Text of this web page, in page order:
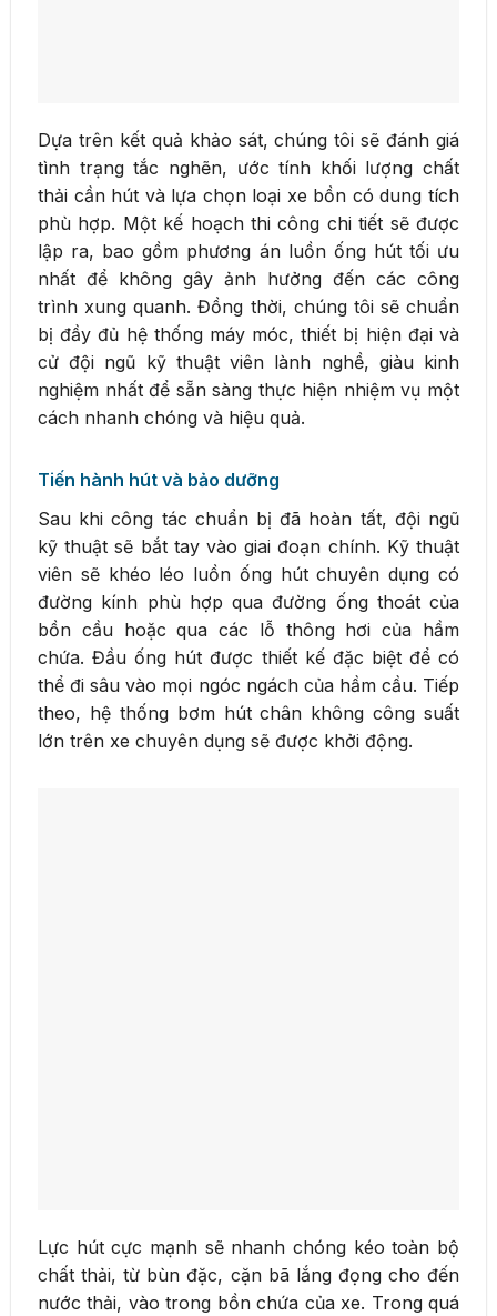
Dựa trên kết quả khảo sát, chúng tôi sẽ đánh giá
tình trạng tắc nghẽn, ước tính khối lượng chất
thải cần hút và lựa chọn loại xe bồn có dung tích
phù hợp. Một kế hoạch thi công chi tiết sẽ được
lập ra, bao gồm phương án luồn ống hút tối ưu
nhất để không gây ảnh hưởng đến các công
trình xung quanh. Đồng thời, chúng tôi sẽ chuẩn
bị đầy đủ hệ thống máy móc, thiết bị hiện đại và
cử đội ngũ kỹ thuật viên lành nghề, giàu kinh
nghiệm nhất để sẵn sàng thực hiện nhiệm vụ một
cách nhanh chóng và hiệu quả.
Tiến hành hút và bảo dưỡng
Sau khi công tác chuẩn bị đã hoàn tất, đội ngũ
kỹ thuật sẽ bắt tay vào giai đoạn chính. Kỹ thuật
viên sẽ khéo léo luồn ống hút chuyên dụng có
đường kính phù hợp qua đường ống thoát của
bồn cầu hoặc qua các lỗ thông hơi của hầm
chứa. Đầu ống hút được thiết kế đặc biệt để có
thể đi sâu vào mọi ngóc ngách của hầm cầu. Tiếp
theo, hệ thống bơm hút chân không công suất
lớn trên xe chuyên dụng sẽ được khởi động.
Lực hút cực mạnh sẽ nhanh chóng kéo toàn bộ
chất thải, từ bùn đặc, cặn bã lắng đọng cho đến
nước thải, vào trong bồn chứa của xe. Trong quá